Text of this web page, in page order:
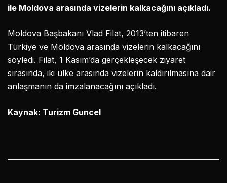
ile Moldova arasında vizelerin kalkacağını açıkladı.
Moldova Başbakanı Vlad Filat, 2013’ten itibaren
Türkiye ve Moldova arasında vizelerin kalkacağını
söyledi. Filat, 1 Kasım’da gerçekleşecek ziyaret
sırasında, iki ülke arasında vizelerin kaldırılmasına dair
anlaşmanın da imzalanacağını açıkladı.
Kaynak: Turizm Guncel